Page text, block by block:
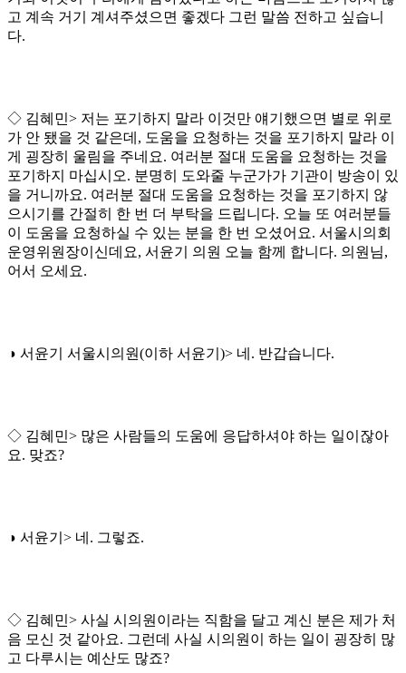
고 계속 거기 계셔주셨으면 좋겠다 그런 말씀 전하고 싶습니
다.
◇ 김혜민> 저는 포기하지 말라 이것만 얘기했으면 별로 위로
가 안 됐을 것 같은데, 도움을 요청하는 것을 포기하지 말라 이
게 굉장히 울림을 주네요. 여러분 절대 도움을 요청하는 것을
포기하지 마십시오. 분명히 도와줄 누군가가 기관이 방송이 있
을 거니까요. 여러분 절대 도움을 요청하는 것을 포기하지 않
으시기를 간절히 한 번 더 부탁을 드립니다. 오늘 또 여러분들
이 도움을 요청하실 수 있는 분을 한 번 오셨어요. 서울시의회
운영위원장이신데요, 서윤기 의원 오늘 함께 합니다. 의원님,
어서 오세요.
◑ 서윤기 서울시의원(이하 서윤기)> 네. 반갑습니다.
◇ 김혜민> 많은 사람들의 도움에 응답하셔야 하는 일이잖아
요. 맞죠?
◑ 서윤기> 네. 그렇죠.
◇ 김혜민> 사실 시의원이라는 직함을 달고 계신 분은 제가 처
음 모신 것 같아요. 그런데 사실 시의원이 하는 일이 굉장히 많
고 다루시는 예산도 많죠?